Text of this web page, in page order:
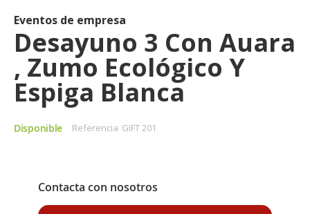
de
la
galería
imágenes
Eventos de empresa
Desayuno 3 Con Auara
, Zumo Ecológico Y
Espiga Blanca
Disponible Referencia GIFT 201
Contacta con nosotros